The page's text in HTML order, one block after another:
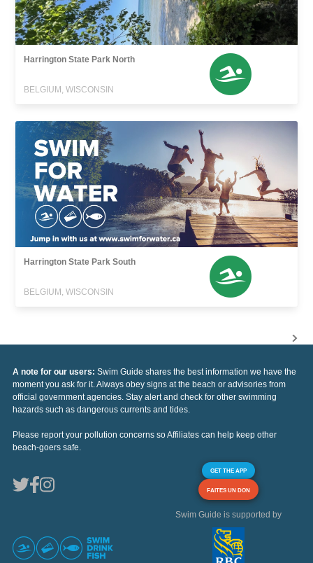
Harrington State Park North
BELGIUM, WISCONSIN
Harrington State Park South
BELGIUM, WISCONSIN
A note for our users: Swim Guide shares the best information we have the
moment you ask for it. Always obey signs at the beach or advisories from
official government agencies. Stay alert and check for other swimming
hazards such as dangerous currents and tides.
Please report your pollution concerns so Affiliates can help keep other
beach-goers safe.
GET THE APP
FAITES UN DON
Swim Guide is supported by